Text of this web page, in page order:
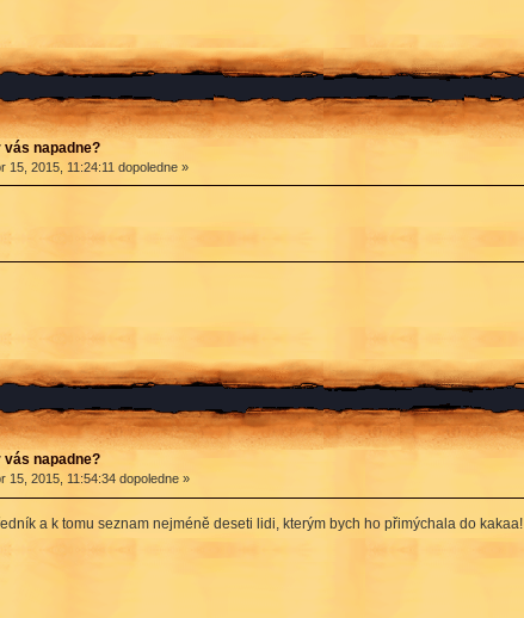
napadne?
15, 2015, 11:24:11 dopoledne »
napadne?
15, 2015, 11:54:34 dopoledne »
a k tomu seznam nejméně deseti lidi, kterým bych ho přimýchala do kakaa!